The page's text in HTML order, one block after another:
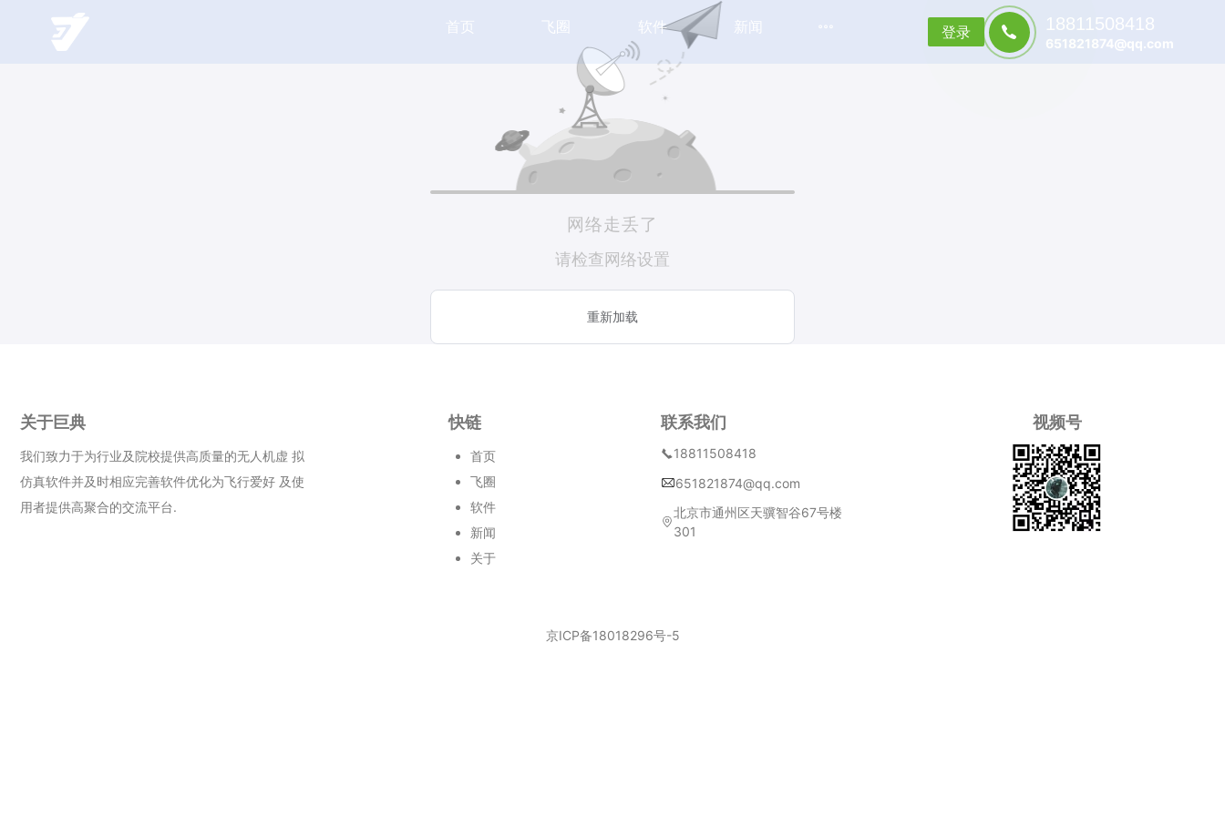
首页 飞圈 软件 新闻 登录 18811508418
651821874@qq.com
网络走丢了
请检查网络设置
重新加载
关于巨典
我们致力于为行业及院校提供高质量的无人机虚 拟
仿真软件并及时相应完善软件优化为飞行爱好 及使
用者提供高聚合的交流平台.
快链
首页
飞圈
软件
新闻
关于
联系我们
18811508418
651821874@qq.com
北京市通州区天骥智谷67号楼
301
视频号
京ICP备18018296号-5